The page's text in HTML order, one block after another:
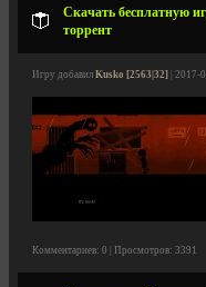
Скачать бесплатную
торрент
Игру добавил Kusko [2563|32] | 2017-
Комментариев: 0 | Просмотров: 3391